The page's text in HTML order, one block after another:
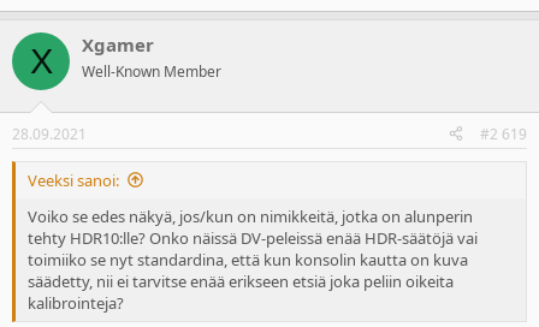
X Xgamer
Well-Known Member
28.09.2021 #2 619
Veeksi sanoi:
Voiko se edes näkyä, jos/kun on nimikkeitä, jotka on alunperin
tehty HDR10:lle? Onko näissä DV-peleissä enää HDR-säätöjä vai
toimiiko se nyt standardina, että kun konsolin kautta on kuva
säädetty, nii ei tarvitse enää erikseen etsiä joka peliin oikeita
kalibrointeja?